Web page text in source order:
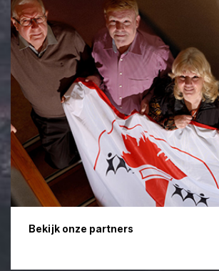
Bekijk onze partners